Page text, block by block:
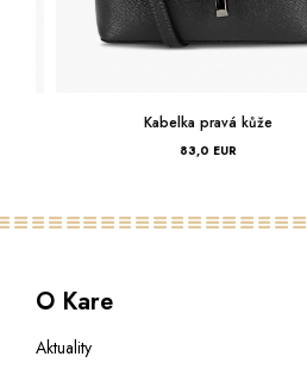
Kabelka pravá kůže
83,0 EUR
O Kare
Aktuality